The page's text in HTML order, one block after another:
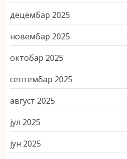
децембар 2025
новембар 2025
октобар 2025
септембар 2025
август 2025
јул 2025
јун 2025